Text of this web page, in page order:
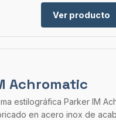
Ver producto
Achromatic
estilográfica Parker IM
en acero inox de